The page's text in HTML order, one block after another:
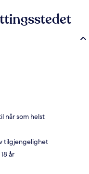
når som helst
tilgjengelighet
år